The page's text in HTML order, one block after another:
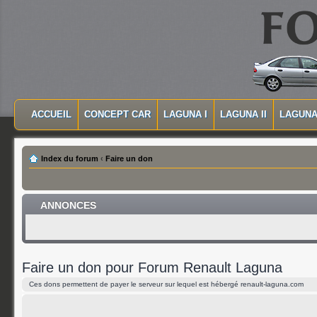
MENU PRINCIPAL
ACCUEIL CONCEPT CAR LAGUNA I LAGUNA II
Index du forum ‹ Faire un don
ANNONCES
Faire un don pour Forum Renault Laguna
Ces dons permettent de payer le serveur sur lequel est hébergé renault-laguna.com